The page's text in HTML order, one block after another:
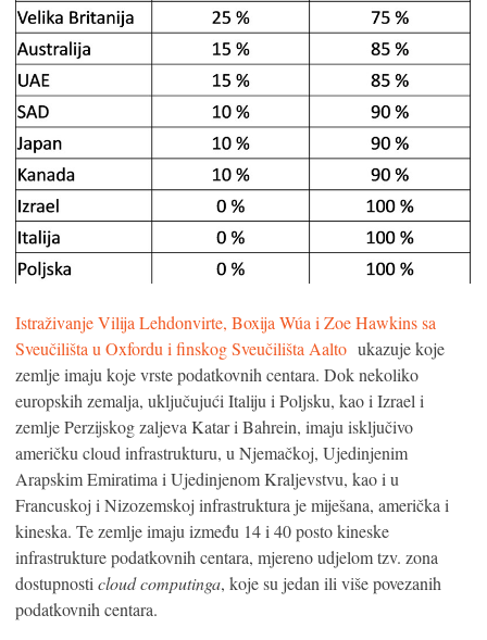
Istraživanje Vilija Lehdonvirte, Boxija Wúa i Zoe Hawkins sa
Sveučilišta u Oxfordu i finskog Sveučilišta Aalto ukazuje koje
zemlje imaju koje vrste podatkovnih centara. Dok nekoliko
europskih zemalja, uključujući Italiju i Poljsku, kao i Izrael i
zemlje Perzijskog zaljeva Katar i Bahrein, imaju isključivo
američku cloud infrastrukturu, u Njemačkoj, Ujedinjenim
Arapskim Emiratima i Ujedinjenom Kraljevstvu, kao i u
Francuskoj i Nizozemskoj infrastruktura je miješana, američka i
kineska. Te zemlje imaju između 14 i 40 posto kineske
infrastrukture podatkovnih centara, mjereno udjelom tzv. zona
dostupnosti cloud computinga, koje su jedan ili više povezanih
podatkovnih centara.